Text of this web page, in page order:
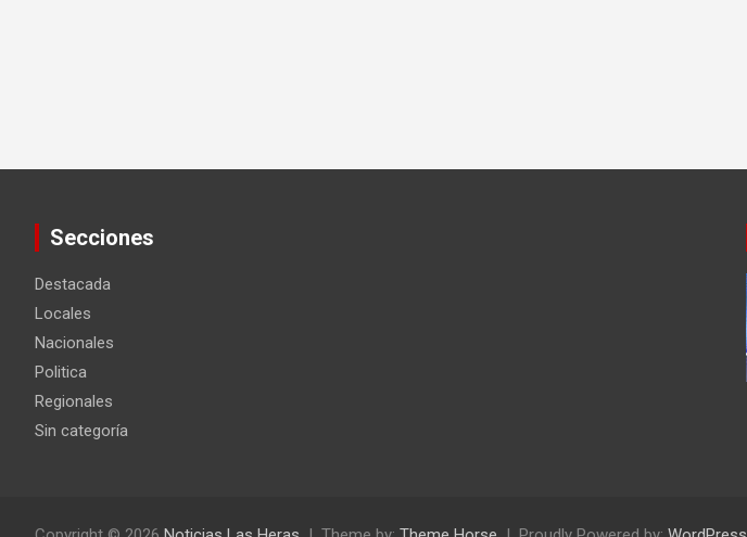
Secciones
Destacada
Locales
Nacionales
Politica
Regionales
Sin categoría